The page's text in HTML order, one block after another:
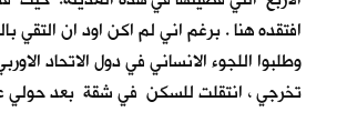
افتقده هنا . برغم اني لم اكن اود ان
وطلبوا اللجوء الانساني في دول الاتحاد
تخرجي ، انتقلت للسكن في شقة بعد حولي